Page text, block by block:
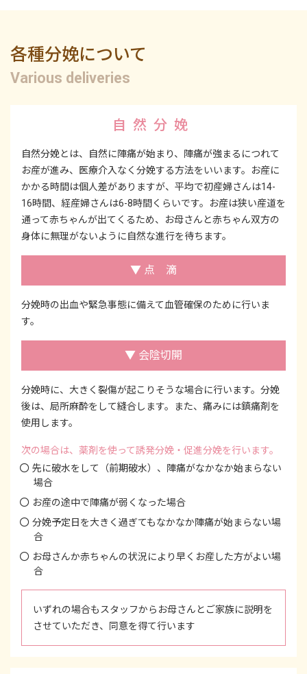
各種分娩について
Various deliveries
自然分娩
自然分娩とは、自然に陣痛が始まり、陣痛が強まるにつれて
お産が進み、医療介入なく分娩する方法をいいます。お産に
かかる時間は個人差がありますが、平均で初産婦さんは14-
16時間、経産婦さんは6-8時間くらいです。お産は狭い産道を
通って赤ちゃんが出てくるため、お母さんと赤ちゃん双方の
身体に無理がないように自然な進行を待ちます。
▼ 点 滴
分娩時の出血や緊急事態に備えて血管確保のために行いま
す。
▼ 会陰切開
分娩時に、大きく裂傷が起こりそうな場合に行います。分娩
後は、局所麻酔をして縫合します。また、痛みには鎮痛剤を
使用します。
次の場合は、薬剤を使って誘発分娩・促進分娩を行います。
先に破水をして（前期破水）、陣痛がなかなか始まらない
場合
お産の途中で陣痛が弱くなった場合
分娩予定日を大きく過ぎてもなかなか陣痛が始まらない場
合
お母さんか赤ちゃんの状況により早くお産した方がよい場
合
いずれの場合もスタッフからお母さんとご家族に説明を
させていただき、同意を得て行います